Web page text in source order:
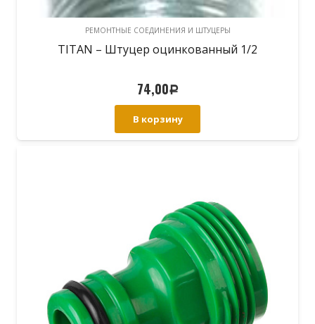
РЕМОНТНЫЕ СОЕДИНЕНИЯ И ШТУЦЕРЫ
TITAN – Штуцер оцинкованный 1/2
74,00Р
В корзину